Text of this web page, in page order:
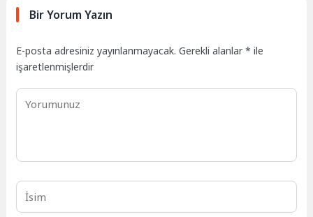
Bir Yorum Yazın
E-posta adresiniz yayınlanmayacak. Gerekli alanlar* ile
işaretlenmişlerdir